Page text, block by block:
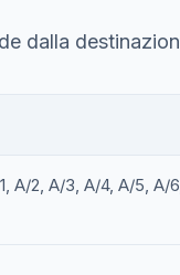
dalla
A/2, A/3, A/4, A/5, A/